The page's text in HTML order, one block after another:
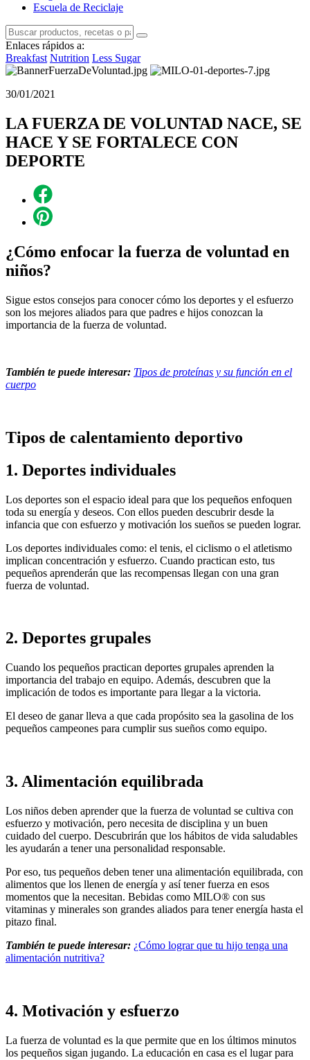
Escuela de Reciclaje
Enlaces rápidos a:
Breakfast Nutrition Less Sugar
30/01/2021
LA FUERZA DE VOLUNTAD NACE, SE
HACE Y SE FORTALECE CON
DEPORTE
¿Cómo enfocar la fuerza de voluntad en
niños?
Sigue estos consejos para conocer cómo los deportes y el esfuerzo
son los mejores aliados para que padres e hijos conozcan la
importancia de la fuerza de voluntad.
También te puede interesar: Tipos de proteínas y su función en el
cuerpo
Tipos de calentamiento deportivo
1. Deportes individuales
Los deportes son el espacio ideal para que los pequeños enfoquen
toda su energía y deseos. Con ellos pueden descubrir desde la
infancia que con esfuerzo y motivación los sueños se pueden lograr.
Los deportes individuales como: el tenis, el ciclismo o el atletismo
implican concentración y esfuerzo. Cuando practican esto, tus
pequeños aprenderán que las recompensas llegan con una gran
fuerza de voluntad.
2. Deportes grupales
Cuando los pequeños practican deportes grupales aprenden la
importancia del trabajo en equipo. Además, descubren que la
implicación de todos es importante para llegar a la victoria.
El deseo de ganar lleva a que cada propósito sea la gasolina de los
pequeños campeones para cumplir sus sueños como equipo.
3. Alimentación equilibrada
Los niños deben aprender que la fuerza de voluntad se cultiva con
esfuerzo y motivación, pero necesita de disciplina y un buen
cuidado del cuerpo. Descubrirán que los hábitos de vida saludables
les ayudarán a tener una personalidad responsable.
Por eso, tus pequeños deben tener una alimentación equilibrada, con
alimentos que los llenen de energía y así tener fuerza en esos
momentos que la necesitan. Bebidas como MILO® con sus
vitaminas y minerales son grandes aliados para tener energía hasta el
pitazo final.
También te puede interesar: ¿Cómo lograr que tu hijo tenga una
alimentación nutritiva?
4. Motivación y esfuerzo
La fuerza de voluntad es la que permite que en los últimos minutos
los pequeños sigan jugando. La educación en casa es el lugar para